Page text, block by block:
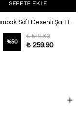
SEPETE EKLE
Aqa Zambak Soft Desenli Şal Bebe Mavi
%50
₺ 519.80
₺ 259.90